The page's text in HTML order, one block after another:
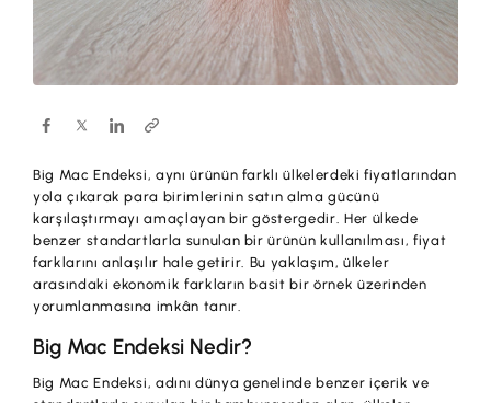
Hesaplar
Sigorta ve Emeklilik
Ödemeler ve Hizmetler
Kampanyalar
Başvuru Yap
ÜRÜN VE HİZMETLERİMİZ
Finansmanlar
Ticari Kartlar
POS Ürünleri
Dış Ticaret
Ürün ve Hizmet Ücretleri
Big Mac Endeksi, aynı ürünün farklı ülkelerdeki fiyatlarından
yola çıkarak para birimlerinin satın alma gücünü
karşılaştırmayı amaçlayan bir göstergedir. Her ülkede
benzer standartlarla sunulan bir ürünün kullanılması, fiyat
farklarını anlaşılır hale getirir. Bu yaklaşım, ülkeler
arasındaki ekonomik farkların basit bir örnek üzerinden
yorumlanmasına imkân tanır.
Big Mac Endeksi Nedir?
Big Mac Endeksi, adını dünya genelinde benzer içerik ve